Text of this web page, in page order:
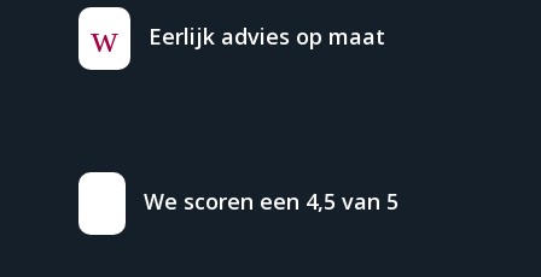
w Eerlijk advies op maat
We scoren een 4,5 van 5